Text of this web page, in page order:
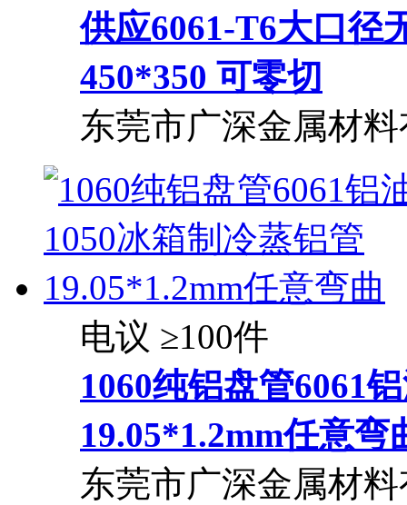
供应6061-T6大口径
450*350 可零切
东莞市广深金属材
电议 ≥100件
1060纯铝盘管6061
19.05*1.2mm任意弯
东莞市广深金属材